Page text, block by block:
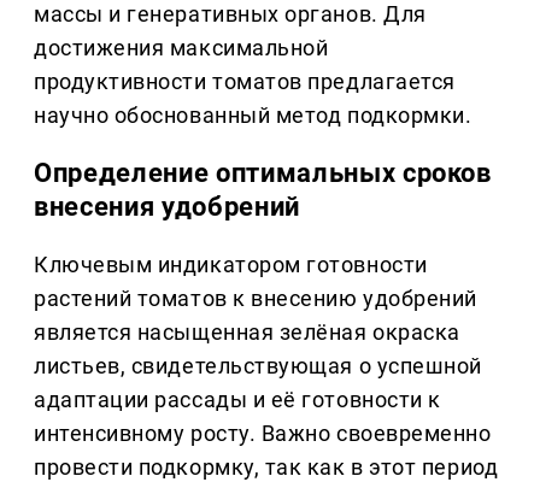
массы и генеративных органов. Для
достижения максимальной
продуктивности томатов предлагается
научно обоснованный метод подкормки.
Определение оптимальных сроков
внесения удобрений
Ключевым индикатором готовности
растений томатов к внесению удобрений
является насыщенная зелёная окраска
листьев, свидетельствующая о успешной
адаптации рассады и её готовности к
интенсивному росту. Важно своевременно
провести подкормку, так как в этот период